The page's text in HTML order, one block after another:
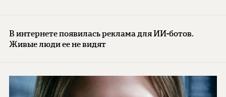
В интернете появилась реклама для ИИ-ботов.
Живые люди ее не видят